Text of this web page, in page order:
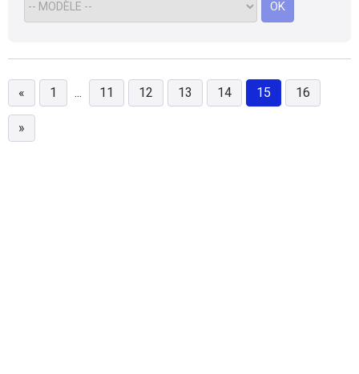
OK
« 1 ... 11 12 13 14 15 16
»